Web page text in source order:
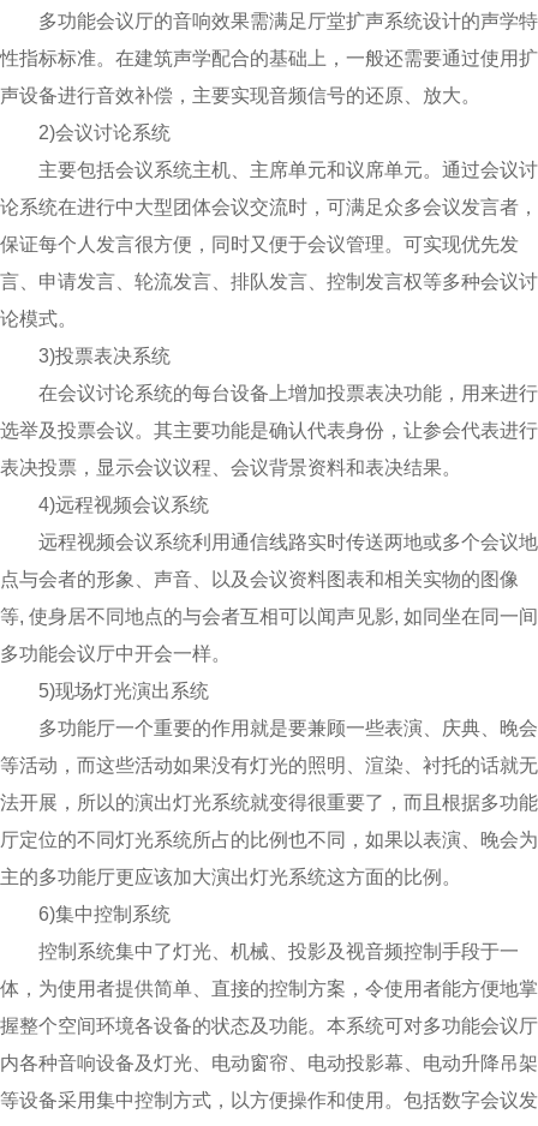
多功能会议厅的音响效果需满足厅堂扩声系统设计的声学特
性指标标准。在建筑声学配合的基础上，一般还需要通过使用扩
声设备进行音效补偿，主要实现音频信号的还原、放大。
2)会议讨论系统
主要包括会议系统主机、主席单元和议席单元。通过会议讨
论系统在进行中大型团体会议交流时，可满足众多会议发言者，
保证每个人发言很方便，同时又便于会议管理。可实现优先发
言、申请发言、轮流发言、排队发言、控制发言权等多种会议讨
论模式。
3)投票表决系统
在会议讨论系统的每台设备上增加投票表决功能，用来进行
选举及投票会议。其主要功能是确认代表身份，让参会代表进行
表决投票，显示会议议程、会议背景资料和表决结果。
4)远程视频会议系统
远程视频会议系统利用通信线路实时传送两地或多个会议地
点与会者的形象、声音、以及会议资料图表和相关实物的图像
等, 使身居不同地点的与会者互相可以闻声见影, 如同坐在同一间
多功能会议厅中开会一样。
5)现场灯光演出系统
多功能厅一个重要的作用就是要兼顾一些表演、庆典、晚会
等活动，而这些活动如果没有灯光的照明、渲染、衬托的话就无
法开展，所以的演出灯光系统就变得很重要了，而且根据多功能
厅定位的不同灯光系统所占的比例也不同，如果以表演、晚会为
主的多功能厅更应该加大演出灯光系统这方面的比例。
6)集中控制系统
控制系统集中了灯光、机械、投影及视音频控制手段于一
体，为使用者提供简单、直接的控制方案，令使用者能方便地掌
握整个空间环境各设备的状态及功能。本系统可对多功能会议厅
内各种音响设备及灯光、电动窗帘、电动投影幕、电动升降吊架
等设备采用集中控制方式，以方便操作和使用。包括数字会议发